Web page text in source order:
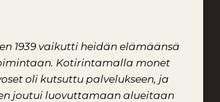
1939 vaikutti heidän elämäänsä
Kotirintamalla monet
oli kutsuttu palvelukseen, ja
joutui luovuttamaan alueitaan